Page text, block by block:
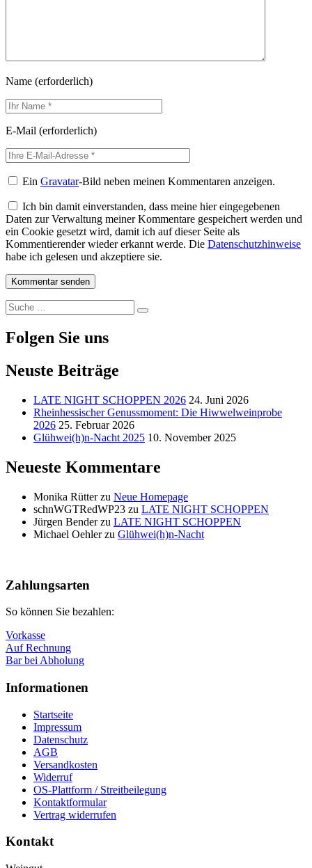
Name (erforderlich)
E-Mail (erforderlich)
EinGravatar-Bild neben meinen Kommentaren anzeigen.
Ich bin damit einverstanden, dass meine hier eingegebenen
Daten zur Verwaltung meiner Kommentare gespeichert werden und
ein Cookie gesetzt wird, damit ich auf dieser Seite als
Kommentierender wieder erkannt werde. Die Datenschutzhinweise
habe ich gelesen und akzeptiere sie.
Suche
nach:
Suche
Folgen Sie uns
Neuste Beiträge
LATE NIGHT SCHOPPEN 2026 24. Juni 2026
Rheinhessischer Genussmoment: Die Hiwwelweinprobe
2026 25. Februar 2026
Glühwei(h)n-Nacht 2025 10. November 2025
Neueste Kommentare
Monika Rütterzu Neue Homepage
schnWGTRedWP23 zu LATE NIGHT SCHOPPEN
Jürgen Benderzu LATE NIGHT SCHOPPEN
Michael Oehlerzu Glühwei(h)n-Nacht
oben
Zahlungsarten
So können Sie bezahlen:
Vorkasse
Auf Rechnung
Bar bei Abholung
Informationen
Startseite
Impressum
Datenschutz
AGB
Versandkosten
Widerruf
OS-Plattform / Streitbeilegung
Kontaktformular
Vertrag widerrufen
Kontakt